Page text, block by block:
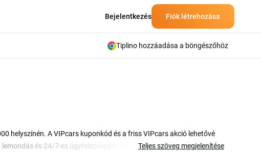
Bejelentkezés Fiók létrehozása
Tiplino hozzáadása a böngészőhöz
helyszínén. A VIPcars kuponkód és a friss VIPcars akció lehetővé
és 24/7-es ügyfélszolgálat áll rendelkezésedre minden
Teljes szöveg megjelenítése